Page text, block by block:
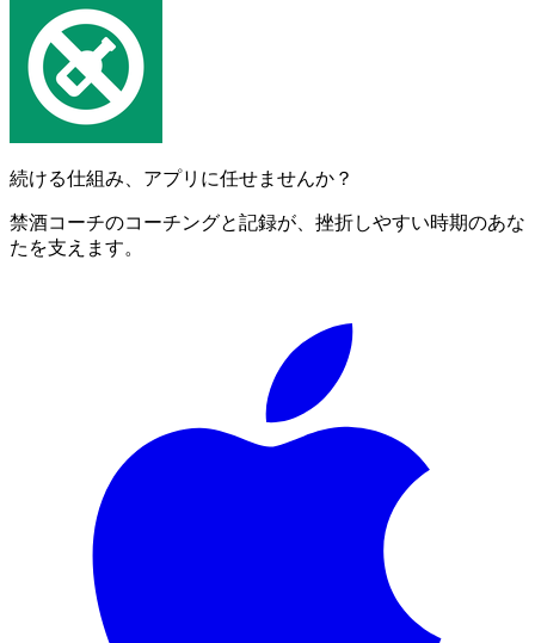
続ける仕組み、アプリに任せませんか？
禁酒コーチのコーチングと記録が、挫折しやすい時期のあな
たを支えます。